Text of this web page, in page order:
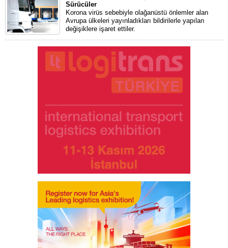
Sürücüler
Korona virüs sebebiyle olağanüstü önlemler alan
Avrupa ülkeleri yayınladıkları bildirilerle yapılan
değişiklere işaret ettiler.